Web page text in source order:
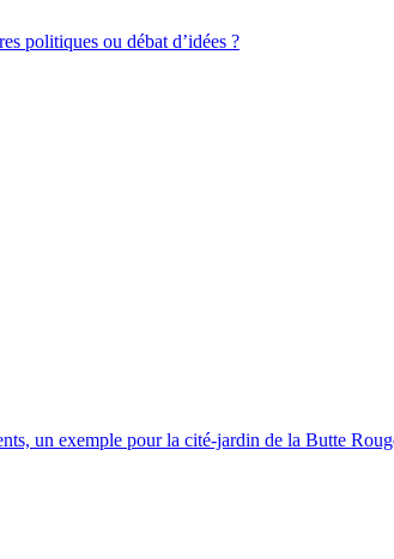
politiques ou débat d’idées ?
un exemple pour la cité-jardin de la Butte